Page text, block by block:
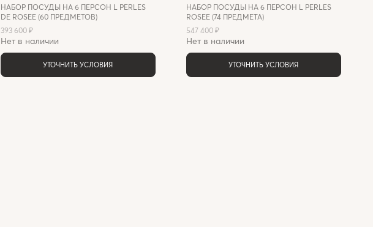
НАБОР ПОСУДЫ НА 6 ПЕРСОН L PERLES
DE ROSEE (60 ПРЕДМЕТОВ)
393 600 ₽
Нет в наличии
УТОЧНИТЬ УСЛОВИЯ
НАБОР ПОСУДЫ НА 6 ПЕРСОН L PERLES
ROSEE (74 ПРЕДМЕТА)
547 400 ₽
Нет в наличии
УТОЧНИТЬ УСЛОВИЯ